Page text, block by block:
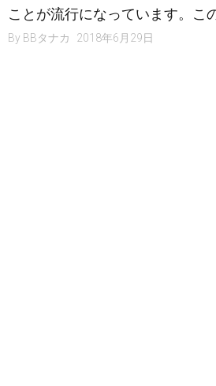
ことが流行になっています。こ
By BBタナカ 2018年6月29日